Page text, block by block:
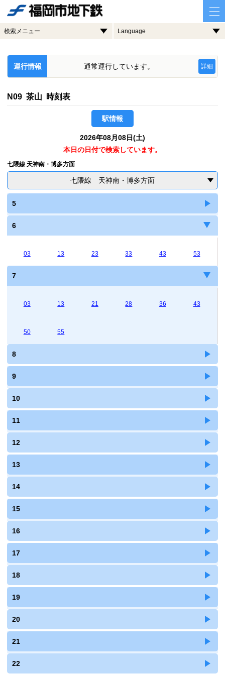
検索メニュー Language
運行情報 通常運行しています。 詳細
N09 茶山 時刻表
駅情報
2026年08月08日(土)
本日の日付で検索しています。
七隈線 天神南・博多方面
七隈線 天神南・博多方面
5
6
03 13 23 33 43 53
7
03 13 21 28 36 43
50 55
8
9
10
11
12
13
14
15
16
17
18
19
20
21
22